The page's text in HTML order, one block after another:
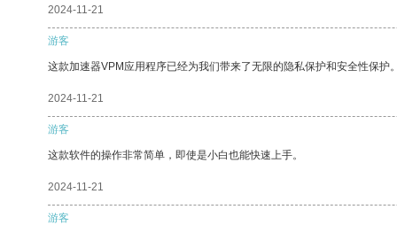
2024-11-21
游客
这款加速器VPM应用程序已经为我们带来了无限的隐私保护和安全性保护
2024-11-21
游客
这款软件的操作非常简单，即使是小白也能快速上手。
2024-11-21
游客